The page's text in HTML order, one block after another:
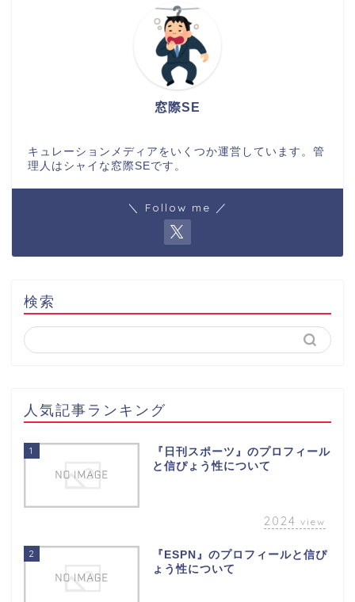
窓際SE
キュレーションメディアをいくつか運営しています。管
理人はシャイな窓際SEです。
＼ Follow me ／
検索
人気記事ランキング
1
『日刊スポーツ』のプロフィール
と信ぴょう性について
2024 view
2
『ESPN』のプロフィールと信ぴ
ょう性について